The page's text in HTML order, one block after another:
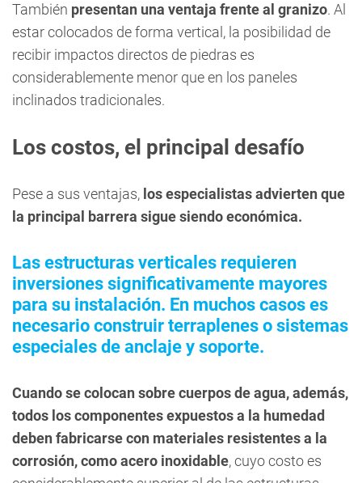
También presentan una ventaja frente al granizo. Al
estar colocados de forma vertical, la posibilidad de
recibir impactos directos de piedras es
considerablemente menor que en los paneles
inclinados tradicionales.
Los costos, el principal desafío
Pese a sus ventajas, los especialistas advierten que
la principal barrera sigue siendo económica.
Las estructuras verticales requieren
inversiones significativamente mayores
para su instalación. En muchos casos es
necesario construir terraplenes o sistemas
especiales de anclaje y soporte.
Cuando se colocan sobre cuerpos de agua, además,
todos los componentes expuestos a la humedad
deben fabricarse con materiales resistentes a la
corrosión, como acero inoxidable, cuyo costo es